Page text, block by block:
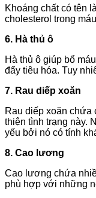
Khoáng chất có tên
cholesterol trong
6. Hà thủ ô
Hà thủ ô giúp bổ
đẩy tiêu hóa. Tuy
7. Rau diếp xoăn
Rau diếp xoăn chứa
thiện tình trạng này.
yếu bởi nó có tính
8. Cao lương
Cao lương chứa
phù hợp với những